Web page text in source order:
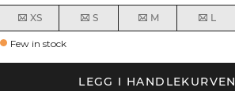
XS S M L
Few in stock
LEGG I HANDLEKURVEN